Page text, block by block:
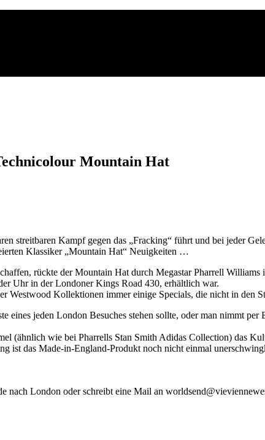
Mountain Hat
streitbaren Kampf gegen das „Fracking“ führt und bei jeder
Klassiker „Mountain Hat“ Neuigkeiten …
rückte der Mountain Hat durch Megastar Pharrell
Uhr in der Londoner Kings Road 430, erhältlich war.
Westwood Kollektionen immer einige Specials, die nicht in den
eines jeden London Besuches stehen sollte, oder man nimmt
(ähnlich wie bei Pharrells Stan Smith Adidas Collection) das
ist das Made-in-England-Produkt noch nicht einmal
nach London oder schreibt eine Mail an